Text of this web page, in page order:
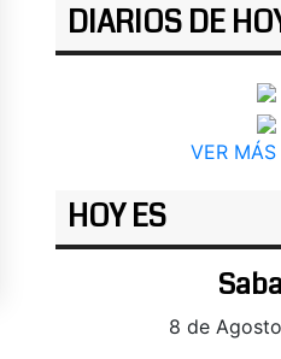
DIARIOS DE
VER MÁS
HOY ES
8 de